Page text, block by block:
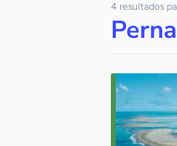
Notícias
4 resultados